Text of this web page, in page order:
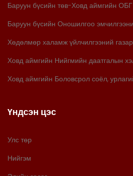
Баруун бүсийн төв-Ховд аймгийн ОБГ
Баруун бүсийн Оношилгоо
Хөдөлмөр халамж үйлчилгээний газар
Ховд аймгийн Нийгмийн даатгалын
Ховд аймгийн Боловсрол соёл,
Үндсэн цэс
Улс төр
Нийгэм